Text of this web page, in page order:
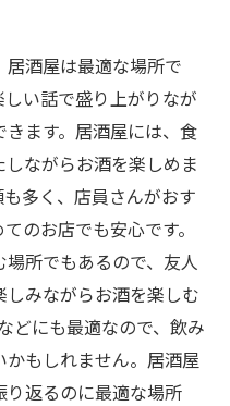
酒屋は最適な場所で
い話で盛り上がりなが
ます。居酒屋には、食
ながらお酒を楽しめま
多く、店員さんがおす
のお店でも安心です。
所でもあるので、友人
みながらお酒を楽しむ
どにも最適なので、飲み
もしれません。居酒屋
返るのに最適な場所